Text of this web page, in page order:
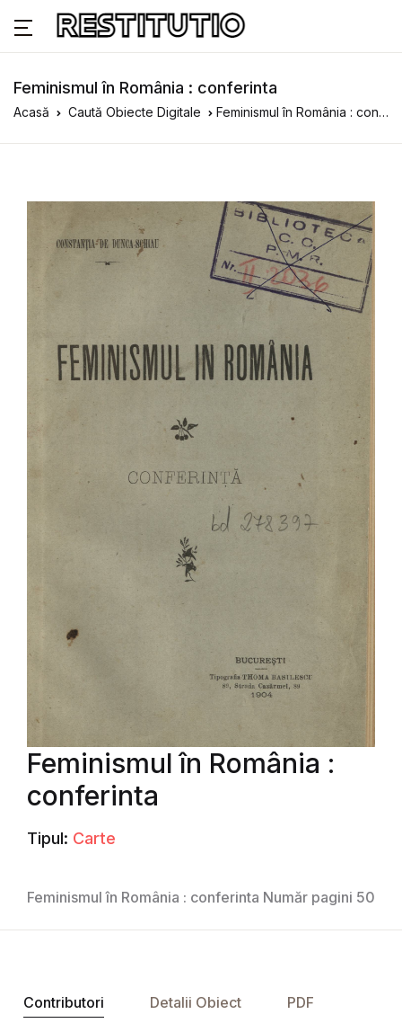
Feminismul în România : conferinta
Acasă Caută Obiecte Digitale Feminismul în România : conferinta
Feminismul în România :
conferinta
Tipul: Carte
Feminismul în România : conferinta Număr pagini 50
Contributori Detalii Obiect PDF